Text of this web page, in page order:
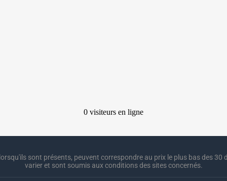
sont présents, peuvent correspondre au prix le plus bas des 30
varier et sont soumis aux conditions des sites concernés.